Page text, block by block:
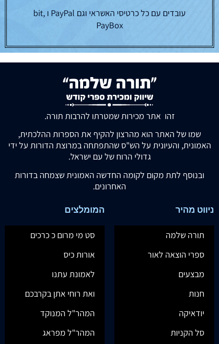
עובדים עם כל כרטיסי האשראי וגם PayPal ו bit,
PayBox
זהו אתר מכירות שמטרתו להרבות תורה.
שמו של האתר הוא מהרצון להקיף את הספרות ההלכתית,
האמונית, והעיונית על הש"ס שהתפתחה במרוצת הדורות על ידי
גדולי הרוח של עם ישראל.
ובנוסף לתת מקום לקומה החדשה האמונית שצמחה בדורות
האחרונים.
ניווט מהיר
תורה שלמה
ספרי הוצאה לאור
מבצעים
חנות
יודאיקה
סל הקניות
המומלצים
סט מי מרום כ כרכים
אורות כיס
לאמונת עתנו
ואת רוחי אתן בקרבכם
המהר"ל המנוקד
המהר"ל מפראג